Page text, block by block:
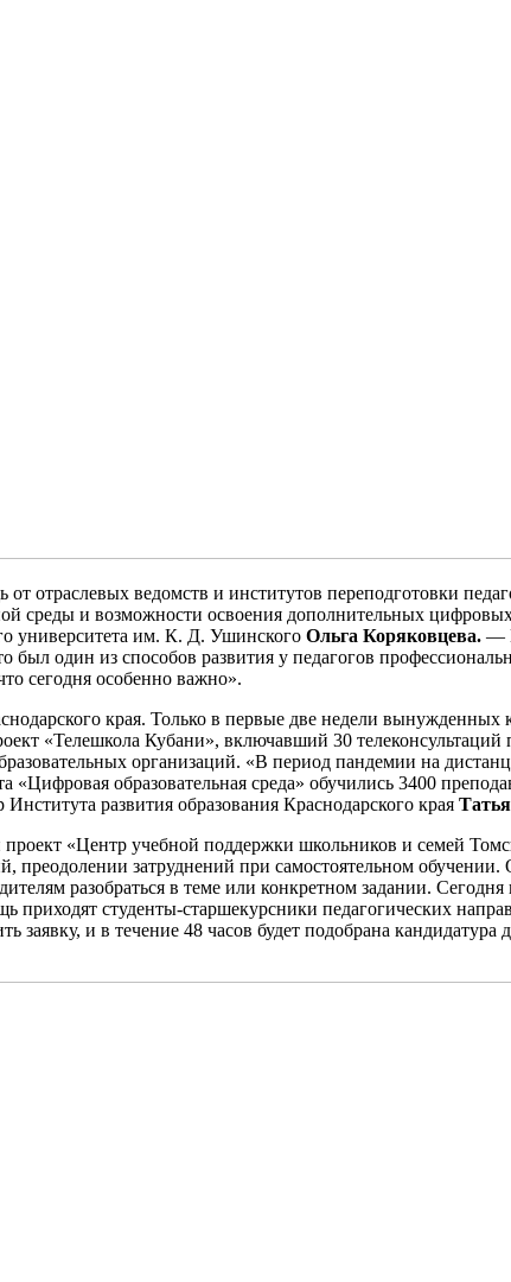
отраслевых ведомств и институтов переподготовки
среды и возможности освоения дополнительных
университета им. К. Д. Ушинского Ольга Коряковцева. —
один из способов развития у педагогов
сегодня особенно важно».
края. Только в первые две недели вынужденных
«Телешкола Кубани», включавший 30
организаций. «В период пандемии на
образовательная среда» обучились 3400
развития образования Краснодарского края
«Центр учебной поддержки школьников и семей
затруднений при самостоятельном
разобраться в теме или конкретном задании.
приходят студенты-старшекурсники педагогических
заявку, и в течение 48 часов будет подобрана